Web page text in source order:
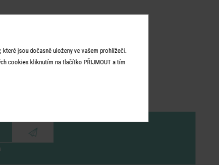
jsou dočasně uloženy ve vašem prohlížeči.
cookies kliknutím na tlačítko PŘIJMOUT a tím